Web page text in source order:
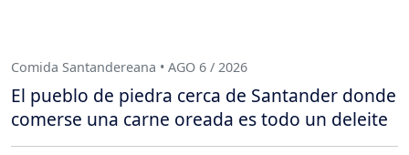
Comida Santandereana • AGO 6 / 2026
El pueblo de piedra cerca de Santander donde
comerse una carne oreada es todo un deleite